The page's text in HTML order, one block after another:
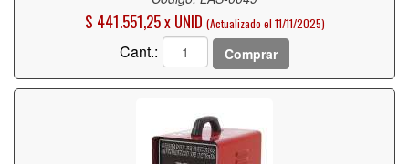
$ 441.551,25 x UNID (Actualizado el 11/11/2025)
Cant.: Comprar